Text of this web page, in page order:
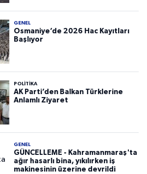
GENEL
Osmaniye’de 2026 Hac Kayıtları
Başlıyor
POLITIKA
AK Parti’den Balkan Türklerine
Anlamlı Ziyaret
GENEL
GÜNCELLEME - Kahramanmaraş'ta
ağır hasarlı bina, yıkılırken iş
makinesinin üzerine devrildi